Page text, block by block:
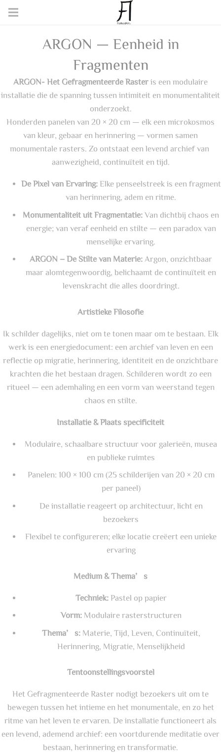
ARGON — Eenheid in
Fragmenten
ARGON- Het Gefragmenteerde Raster is een modulaire
installatie die de spanning tussen intimiteit en monumentaliteit
onderzoekt.
Honderden panelen van 20 × 20 cm — elk een microkosmos
van kleur, gebaar en herinnering — vormen samen
monumentale rasters. Zo ontstaat een levend archief van
aanwezigheid, continuïteit en tijd.
De Pixel van Ervaring:Elke penseelstreek is een fragment
van herinnering, adem en ritme.
Monumentaliteit uit Fragmentatie: Van dichtbij chaos en
energie; van veraf eenheid en stilte — een paradox van
menselijke ervaring.
ARGON – De Stilte van Materie: Argon, onzichtbaar
maar alomtegenwoordig, belichaamt de continuïteit en
levenskracht die alles doordringt.
Artistieke Filosofie
Ik schilder dagelijks, niet om te tonen maar om te bestaan. Elk
werk is een energiedocument: een archief van leven en een
reflectie op migratie, herinnering, identiteit en de onzichtbare
krachten die het bestaan dragen. Schilderen wordt zo een
ritueel — een ademhaling en een vorm van weerstand tegen
chaos en stilte.
Installatie & Plaats specificiteit
Modulaire, schaalbare structuur voor galerieën, musea
en publieke ruimtes
Panelen: 100 × 100 cm (25 schilderijen van 20 × 20 cm
per paneel)
De installatie reageert op architectuur, licht en
bezoekers
Flexibel te configureren; elke locatie creëert een unieke
ervaring
Medium & Thema’s
Techniek:Pastel op papier
Vorm:Modulaire rasterstructuren
Thema’s:Materie, Tijd, Leven, Continuïteit,
Herinnering, Migratie, Menselijkheid
Tentoonstellingsvoorstel
Het Gefragmenteerde Raster nodigt bezoekers uit om te
bewegen tussen het intieme en het monumentale, en zo het
ritme van het leven te ervaren. De installatie functioneert als
een levend, ademend archief: een voortdurende meditatie over
bestaan, herinnering en transformatie.